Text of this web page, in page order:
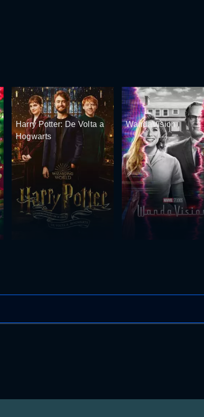
Harry Potter: De Volta a
Hogwarts
WandaVision